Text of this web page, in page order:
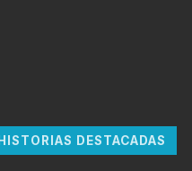
HISTORIAS DESTACADAS